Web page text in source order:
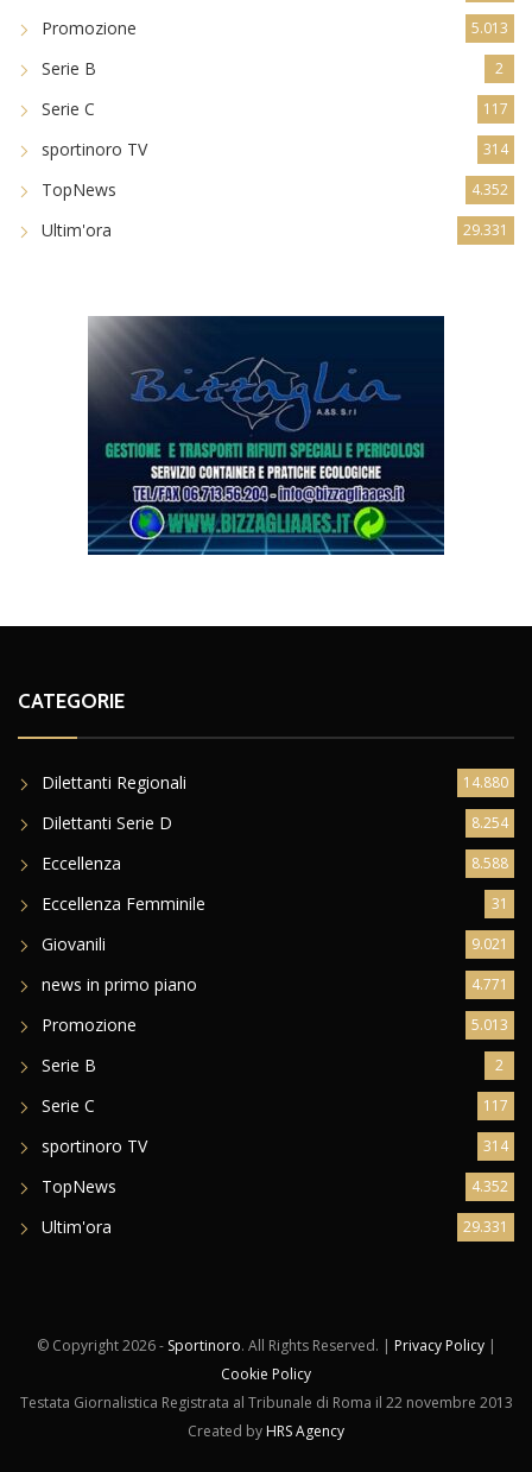
Promozione 5.013
Serie B 2
Serie C 117
sportinoro TV 314
TopNews 4.352
Ultim'ora 29.331
CATEGORIE
Dilettanti Regionali 14.880
Dilettanti Serie D 8.254
Eccellenza 8.588
Eccellenza Femminile 31
Giovanili 9.021
news in primo piano 4.771
Promozione 5.013
Serie B 2
Serie C 117
sportinoro TV 314
TopNews 4.352
Ultim'ora 29.331
© Copyright2026 - Sportinoro. All Rights Reserved. | Privacy Policy|
Cookie Policy
Testata Giornalistica Registrata al Tribunale di Roma il 22 novembre 2013
Created by HRS Agency